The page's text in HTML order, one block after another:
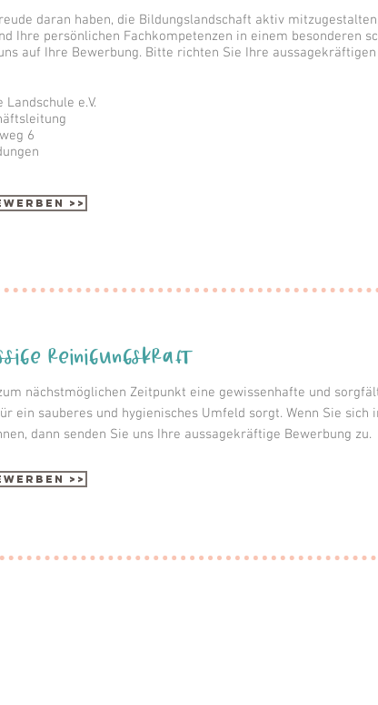
daran haben, die Bildungslandschaft aktiv
Ihre persönlichen Fachkompetenzen in einem besonderen
auf Ihre Bewerbung. Bitte richten Sie Ihre
e.V.
6
>>
Reinigungskraft
nächstmöglichen Zeitpunkt eine gewissenhafte und
ein sauberes und hygienisches Umfeld sorgt. Wenn Sie sich
dann senden Sie uns Ihre aussagekräftige Bewerbung zu.
>>